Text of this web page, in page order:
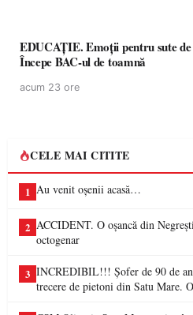
EDUCAȚIE. Emoții pentru sute
Începe BAC-ul de toamnă
acum 23 ore
CELE MAI CITITE
1 Au venit oșenii acasă…
2 ACCIDENT. O oșancă din
octogenar
3 INCREDIBIL!!! Șofer de 90 de
trecere de pietoni din Satu Mare.